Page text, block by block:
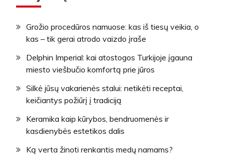
Grožio procedūros namuose: kas iš tiesų veikia, o
kas – tik gerai atrodo vaizdo įraše
Delphin Imperial: kai atostogos Turkijoje įgauna
miesto viešbučio komfortą prie jūros
Silkė jūsų vakarienės stalui: netikėti receptai,
keičiantys požiūrį į tradiciją
Keramika kaip kūrybos, bendruomenės ir
kasdienybės estetikos dalis
Ką verta žinoti renkantis medų namams?